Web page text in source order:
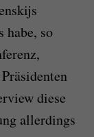
habe, so
diese
allerdings